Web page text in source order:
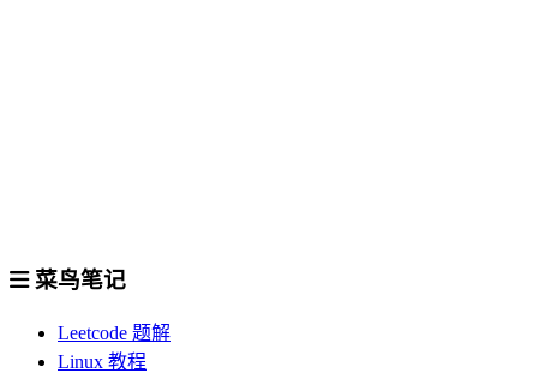
菜鸟笔记
Leetcode 题解
Linux 教程